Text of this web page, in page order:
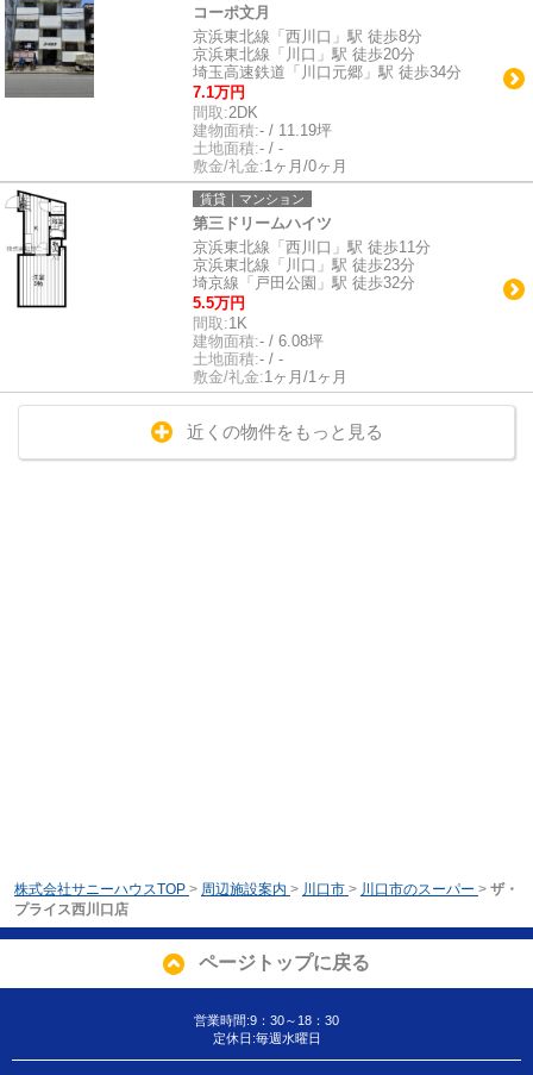
コーポ文月
京浜東北線「西川口」駅 徒歩8分
京浜東北線「川口」駅 徒歩20分
埼玉高速鉄道「川口元郷」駅 徒歩34分
7.1万円
間取:2DK
建物面積:- / 11.19坪
土地面積:- / -
敷金/礼金:1ヶ月/0ヶ月
賃貸｜マンション
第三ドリームハイツ
京浜東北線「西川口」駅 徒歩11分
京浜東北線「川口」駅 徒歩23分
埼京線「戸田公園」駅 徒歩32分
5.5万円
間取:1K
建物面積:- / 6.08坪
土地面積:- / -
敷金/礼金:1ヶ月/1ヶ月
近くの物件をもっと見る
株式会社サニーハウスTOP > 周辺施設案内 > 川口市 > 川口市のスーパー > ザ・
プライス西川口店
ページトップに戻る
営業時間:9：30～18：30
定休日:毎週水曜日